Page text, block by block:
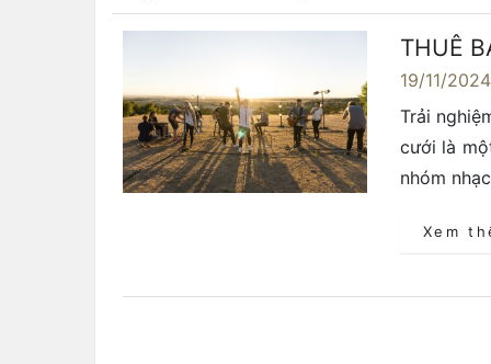
THUÊ
19/11/2024
Trải
cưới là
nhóm
Xem